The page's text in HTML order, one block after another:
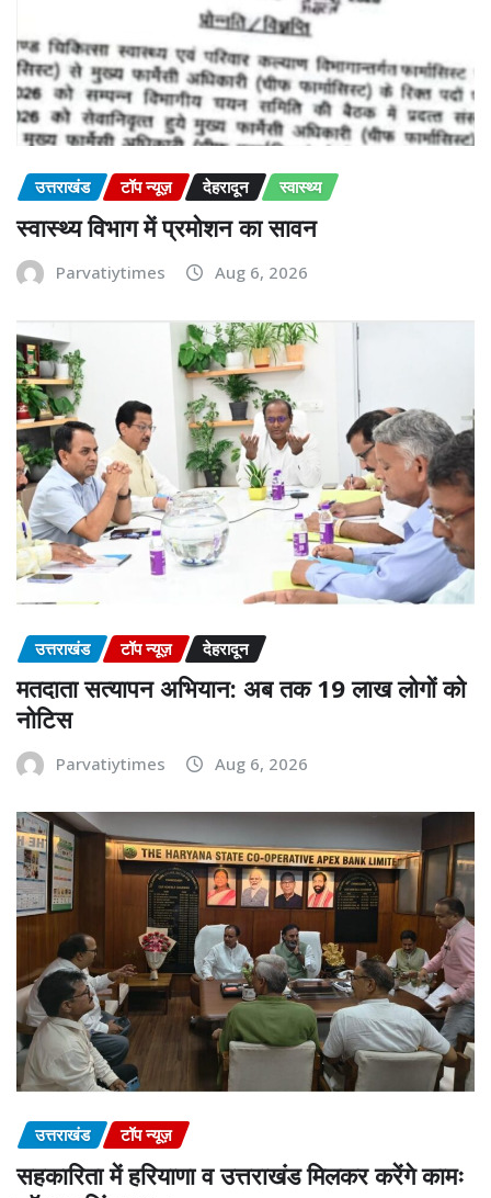
उत्तराखंड टॉप न्यूज़ देहरादून स्वास्थ्य
स्वास्थ्य विभाग में प्रमोशन का सावन
Parvatiytimes Aug 6, 2026
उत्तराखंड टॉप न्यूज़ देहरादून
मतदाता सत्यापन अभियान: अब तक 19 लाख लोगों को
नोटिस
Parvatiytimes Aug 6, 2026
उत्तराखंड टॉप न्यूज़
सहकारिता में हरियाणा व उत्तराखंड मिलकर करेंगे कामः